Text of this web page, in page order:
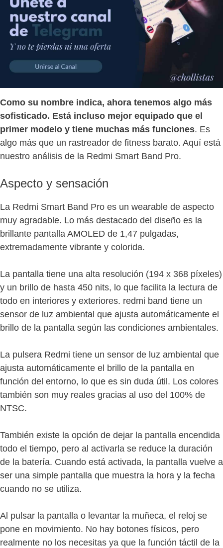
Como su nombre indica, ahora tenemos algo más
sofisticado. Está incluso mejor equipado que el
primer modelo y tiene muchas más funciones. Es
algo más que un rastreador de fitness barato. Aquí está
nuestro análisis de la Redmi Smart Band Pro.
Aspecto y sensación
La Redmi Smart Band Pro es un wearable de aspecto
muy agradable. Lo más destacado del diseño es la
brillante pantalla AMOLED de 1,47 pulgadas,
extremadamente vibrante y colorida.
La pantalla tiene una alta resolución (194 x 368 píxeles)
y un brillo de hasta 450 nits, lo que facilita la lectura de
todo en interiores y exteriores. redmi band tiene un
sensor de luz ambiental que ajusta automáticamente el
brillo de la pantalla según las condiciones ambientales.
La pulsera Redmi tiene un sensor de luz ambiental que
ajusta automáticamente el brillo de la pantalla en
función del entorno, lo que es sin duda útil. Los colores
también son muy reales gracias al uso del 100% de
NTSC.
También existe la opción de dejar la pantalla encendida
todo el tiempo, pero al activarla se reduce la duración
de la batería. Cuando está activada, la pantalla vuelve a
ser una simple pantalla que muestra la hora y la fecha
cuando no se utiliza.
Al pulsar la pantalla o levantar la muñeca, el reloj se
pone en movimiento. No hay botones físicos, pero
realmente no los necesitas ya que la función táctil de la